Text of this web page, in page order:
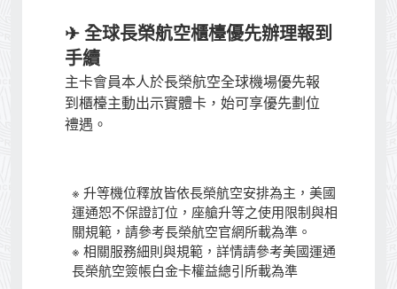
✈ 全球長榮航空櫃檯優先辦理報到
手續
主卡會員本人於長榮航空全球機場優先報
到櫃檯主動出示實體卡，始可享優先劃位
禮遇。
※ 升等機位釋放皆依長榮航空安排為主，美國
運通恕不保證訂位，座艙升等之使用限制與相
關規範，請參考長榮航空官網所載為準。
※ 相關服務細則與規範，詳情請參考美國運通
長榮航空簽帳白金卡權益總引所載為準